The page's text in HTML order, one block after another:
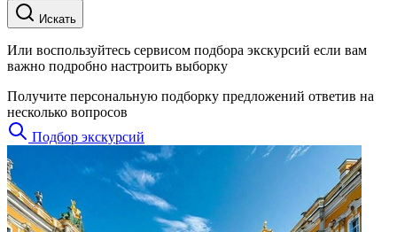
Искать
Или воспользуйтесь сервисом подбора экскурсий если вам
важно подробно настроить выборку
Получите персональную подборку предложений ответив на
несколько вопросов
Подбор экскурсий